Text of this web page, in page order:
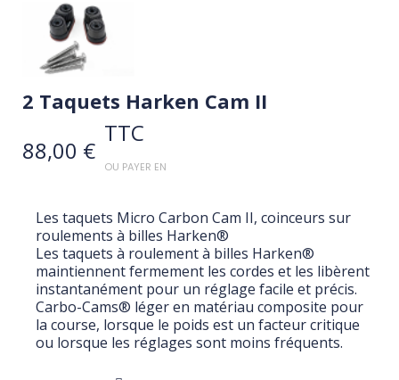
2 Taquets Harken Cam II
88,00 €
TTC
OU PAYER EN
Les taquets Micro Carbon Cam II, coinceurs sur
roulements à billes Harken®
Les taquets à roulement à billes Harken®
maintiennent fermement les cordes et les libèrent
instantanément pour un réglage facile et précis.
Carbo-Cams® léger en matériau composite pour
la course, lorsque le poids est un facteur critique
ou lorsque les réglages sont moins fréquents.